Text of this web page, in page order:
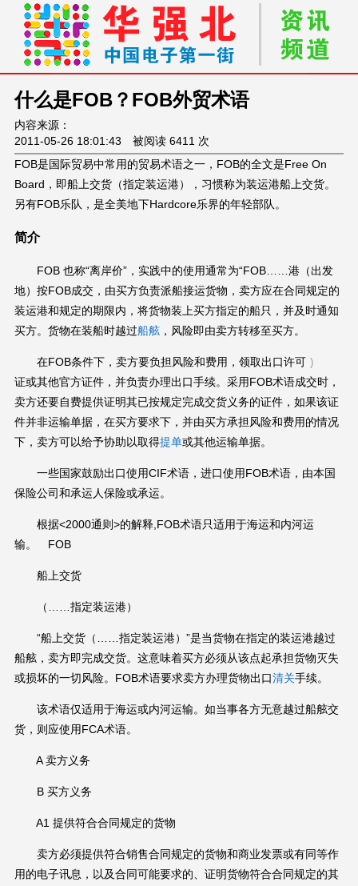
什么是FOB？FOB外贸术语
内容来源：
2011-05-26 18:01:43 被阅读 6411 次
FOB是国际贸易中常用的贸易术语之一，FOB的全文是Free On
Board，即船上交货（指定装运港），习惯称为装运港船上交货。
另有FOB乐队，是全美地下Hardcore乐界的年轻部队。
简介
FOB 也称“离岸价”，实践中的使用通常为“FOB……港（出发
地）按FOB成交，由买方负责派船接运货物，卖方应在合同规定的
装运港和规定的期限内，将货物装上买方指定的船只，并及时通知
买方。货物在装船时越过船舷 ，风险即由卖方转移至买方。
)
在FOB条件下，卖方要负担风险和费用，领取出口许可
证或其他官方证件，并负责办理出口手续。采用FOB术语成交时，
卖方还要自费提供证明其已按规定完成交货义务的证件，如果该证
件并非运输单据，在买方要求下，并由买方承担风险和费用的情况
下，卖方可以给予协助以取得提单或其他运输单据。
一些国家鼓励出口使用CIF术语，进口使用FOB术语，由本国
保险公司和承运人保险或承运。
根据<2000通则>的解释,FOB术语只适用于海运和内河运
输。 FOB
船上交货
（……指定装运港）
“船上交货（……指定装运港）”是当货物在指定的装运港越过
船舷，卖方即完成交货。这意味着买方必须从该点起承担货物灭失
或损坏的一切风险。FOB术语要求卖方办理货物出口清关手续。
该术语仅适用于海运或内河运输。如当事各方无意越过船舷交
货，则应使用FCA术语。
A 卖方义务
B 买方义务
A1 提供符合合同规定的货物
卖方必须提供符合销售合同规定的货物和商业发票或有同等作
用的电子讯息，以及合同可能要求的、证明货物符合合同规定的其